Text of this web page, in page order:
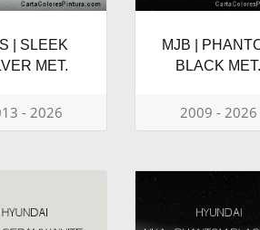
| SLEEK
MET.
- 2026
MJB |
BLACK
2009 - 2026